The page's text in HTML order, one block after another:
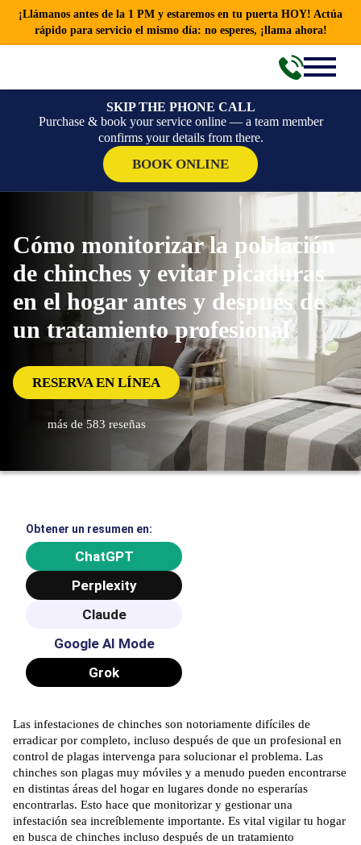
¡Llámanos antes de la 1 PM y estaremos en tu puerta HOY! Actúa
rápido para servicio el mismo día: no esperes, ¡llama ahora!
SKIP THE PHONE CALL
Purchase & book your service online — a team member
confirms your details from there.
BOOK ONLINE
Cómo monitorizar la población
de chinches y evitar picaduras
en el hogar antes y después de
un tratamiento profesional
RESERVA EN LÍNEA
más de 583 reseñas
Obtener un resumen en:
ChatGPT
Perplexity
Claude
Google AI Mode
Grok
Las infestaciones de chinches son notoriamente difíciles de
erradicar por completo, incluso después de que un profesional en
control de plagas intervenga para solucionar el problema. Las
chinches son plagas muy móviles y a menudo pueden encontrarse
en distintas áreas del hogar en lugares donde no esperarías
encontrarlas. Esto hace que monitorizar y gestionar una
infestación sea increíblemente importante. Es vital vigilar tu hogar
en busca de chinches incluso después de un tratamiento